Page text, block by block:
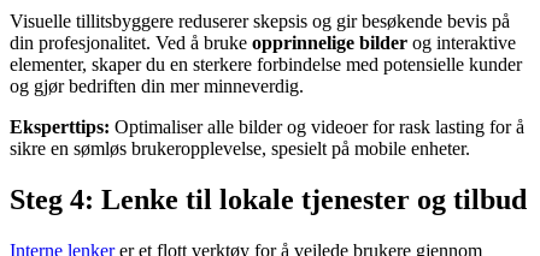
Visuelle tillitsbyggere reduserer skepsis og gir besøkende bevis på
din profesjonalitet. Ved å bruke opprinnelige bilder og interaktive
elementer, skaper du en sterkere forbindelse med potensielle kunder
og gjør bedriften din mer minneverdig.
Eksperttips: Optimaliser alle bilder og videoer for rask lasting for å
sikre en sømløs brukeropplevelse, spesielt på mobile enheter.
Steg 4: Lenke til lokale tjenester og tilbud
Interne lenkerer et flott verktøy for å veilede brukere gjennom